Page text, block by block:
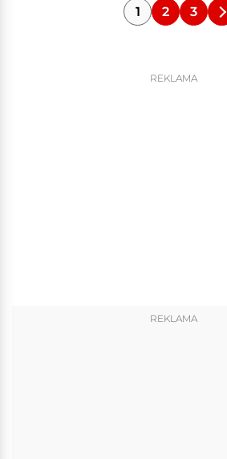
1 2 3
REKLAMA
REKLAMA